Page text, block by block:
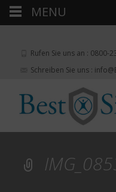
Rufen Sie uns an : 0800-
Schreiben Sie uns :
MENU